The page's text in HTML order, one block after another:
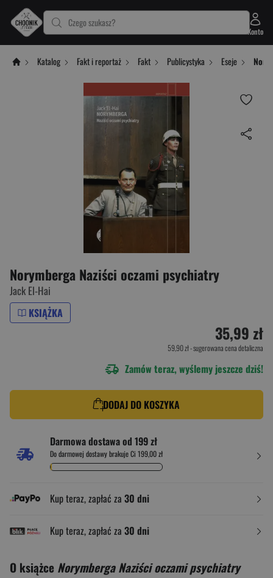
Czego szukasz?
Konto
Katalog Fakt i reportaż Fakt Publicystyka Eseje
Norymberga Naziści oczami psychiatry
Jack El-Hai
KSIĄŻKA
35,99 zł
59,90 zł- sugerowana cena detaliczna
Zamów teraz, wyślemy jeszcze dziś!
DODAJ DO KOSZYKA
Darmowa dostawa od 199 zł
Do darmowej dostawy brakuje Ci 199,00 zł
Kup teraz, zapłać za 30 dni
Kup teraz, zapłać za 30 dni
O książce Norymberga Naziści oczami psychiatry